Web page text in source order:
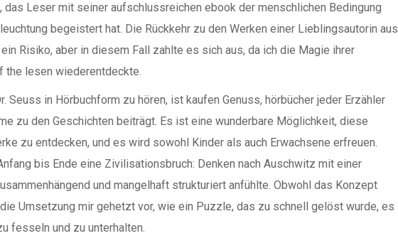
das Leser mit seiner aufschlussreichen ebook der menschlichen Bedingung
begeistert hat. Die Rückkehr zu den Werken einer Lieblingsautorin aus
Risiko, aber in diesem Fall zahlte es sich aus, da ich die Magie ihrer
the lesen wiederentdeckte.
Seuss in Hörbuchform zu hören, ist kaufen Genuss, hörbücher jeder Erzähler
zu den Geschichten beiträgt. Es ist eine wunderbare Möglichkeit, diese
zu entdecken, und es wird sowohl Kinder als auch Erwachsene erfreuen.
bis Ende eine Zivilisationsbruch: Denken nach Auschwitz mit einer
und mangelhaft strukturiert anfühlte. Obwohl das Konzept
Umsetzung mir gehetzt vor, wie ein Puzzle, das zu schnell gelöst wurde, es
fesseln und zu unterhalten.